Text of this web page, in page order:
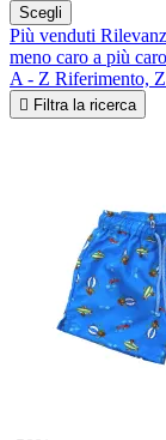
Scegli
Più venduti
meno caro a più caro
A - Z Riferimento,
 Filtra la ricerca